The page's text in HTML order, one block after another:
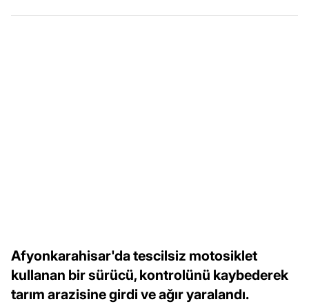
Afyonkarahisar'da tescilsiz motosiklet
kullanan bir sürücü, kontrolünü kaybederek
tarım arazisine girdi ve ağır yaralandı.